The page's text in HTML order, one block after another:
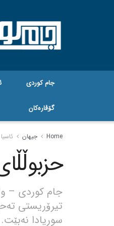
جام کوردی
گۆڤاره‌کان
Home جیهان ئاسیا
جام کوردی –
تیرۆریستی
سوریادا نەبێت.